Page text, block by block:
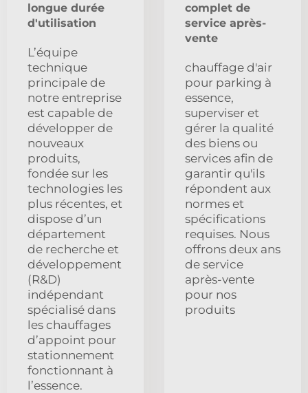
longue durée
d'utilisation
L’équipe
technique
principale de
notre entreprise
est capable de
développer de
nouveaux
produits,
fondée sur les
technologies les
plus récentes, et
dispose d’un
département
de recherche et
développement
(R&D)
indépendant
spécialisé dans
les chauffages
d’appoint pour
stationnement
fonctionnant à
l’essence.
complet de
service après-
vente
chauffage d'air
pour parking à
essence,
superviser et
gérer la qualité
des biens ou
services afin de
garantir qu'ils
répondent aux
normes et
spécifications
requises. Nous
offrons deux ans
de service
après-vente
pour nos
produits